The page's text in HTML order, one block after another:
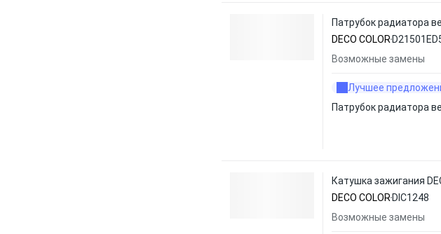
Патрубок радиатора
DECO COLOR
Возможные замены
Лучшее
Патрубок радиатора
Катушка зажигания
DECO COLOR DIC1248
Возможные замены